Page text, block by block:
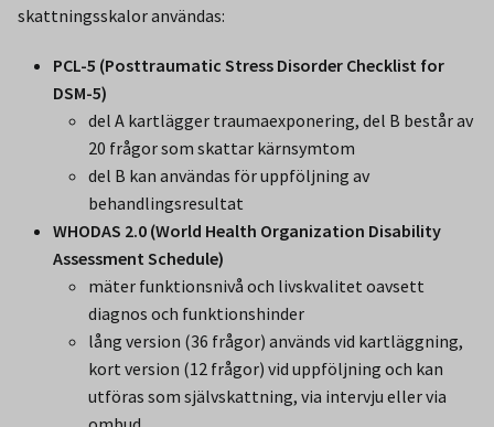
skattningsskalor användas:
PCL-5 (Posttraumatic Stress Disorder Checklist for
DSM-5)
del A kartlägger traumaexponering, del B består av
20 frågor som skattar kärnsymtom
del B kan användas för uppföljning av
behandlingsresultat
WHODAS 2.0 (World Health Organization Disability
Assessment Schedule)
mäter funktionsnivå och livskvalitet oavsett
diagnos och funktionshinder
lång version (36 frågor) används vid kartläggning,
kort version (12 frågor) vid uppföljning och kan
utföras som självskattning, via intervju eller via